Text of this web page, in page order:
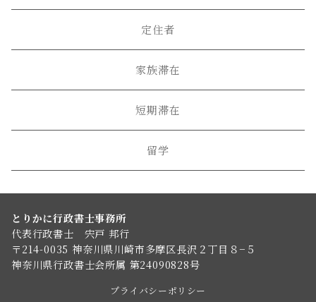
定住者
家族滞在
短期滞在
留学
とりかに行政書士事務所
代表行政書士 宍戸 邦行
〒214-0035 神奈川県川崎市多摩区長沢２丁目８−５
神奈川県行政書士会所属 第24090828号
プライバシーポリシー